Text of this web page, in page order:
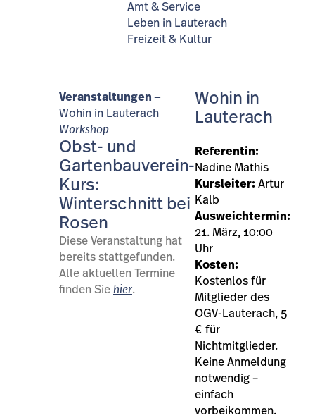
Amt & Service
Leben in Lauterach
Freizeit & Kultur
Veranstaltungen
Wohin in Lauterach
Workshop
Obst- und
Gartenbauverein-
Kurs:
Winterschnitt bei
Rosen
Diese Veranstaltung hat
bereits stattgefunden.
Alle aktuellen Termine
finden Sie hier.
Wohin in
Lauterach
Referentin:
Nadine Mathis
Kursleiter: Artur
Kalb
Ausweichtermin:
21. März, 10:00
Uhr
Kosten:
Kostenlos für
Mitglieder des
OGV-Lauterach, 5
€ für
Nichtmitglieder.
Keine Anmeldung
notwendig –
einfach
vorbeikommen.